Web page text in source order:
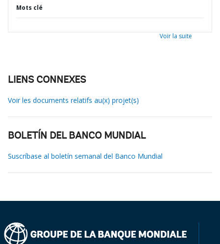
Mots clé
Voir la suite
LIENS CONNEXES
Voir les documents relatifs au(x) projet(s)
BOLETÍN DEL BANCO MUNDIAL
Suscríbase al boletín semanal del Banco Mundial